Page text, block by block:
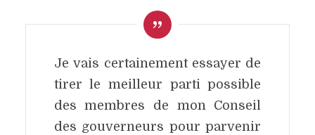
Je vais certainement essayer de
tirer le meilleur parti possible
des membres de mon Conseil
des gouverneurs pour parvenir